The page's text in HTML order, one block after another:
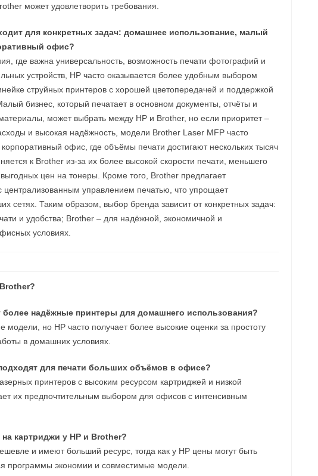
может удовлетворить требования.
для конкретных задач: домашнее использование, малый
офис?
где важна универсальность, возможность печати фотографий и
устройств, HP часто оказывается более удобным выбором
струйных принтеров с хорошей цветопередачей и поддержкой
бизнес, который печатает в основном документы, отчёты и
может выбрать между HP и Brother, но если приоритет –
и высокая надёжность, модели Brother Laser MFP часто
офис, где объёмы печати достигают нескольких тысяч
к Brother из‑за их более высокой скорости печати, меньшего
цен на тонеры. Кроме того, Brother предлагает
управлением печатью, что упрощает
сетях. Таким образом, выбор бренда зависит от конкретных задач:
и удобства; Brother – для надёжной, экономичной и
условиях.
более надёжные принтеры для домашнего использования?
но HP часто получает более высокие оценки за простоту
в домашних условиях.
для печати больших объёмов в офисе?
принтеров с высоким ресурсом картриджей и низкой
их предпочтительным выбором для офисов с интенсивным
картриджи у HP и Brother?
и имеют больший ресурс, тогда как у HP цены могут быть
программы экономии и совместимые модели.